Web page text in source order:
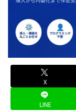
X
LINE